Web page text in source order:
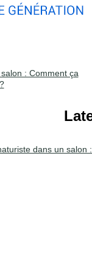
: Comment ça
dans un salon